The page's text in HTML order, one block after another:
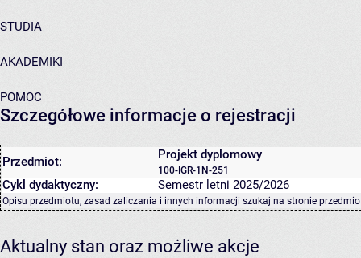
STUDIA
AKADEMIKI
POMOC
Szczegółowe informacje o rejestracji
Przedmiot: Projekt dyplomowy
100-IGR-1N-251
Cykl dydaktyczny: Semestr letni 2025/2026
Opisu przedmiotu, zasad zaliczania i innych informacji szukaj na stronie
Aktualny stan oraz możliwe akcje